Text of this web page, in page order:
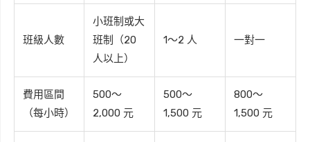
班級人數
小班制或大
班制（20
人以上）
1～2 人 一對一
費用區間
（每小時）
500～
2,000 元
500～
1,500 元
800～
1,500 元